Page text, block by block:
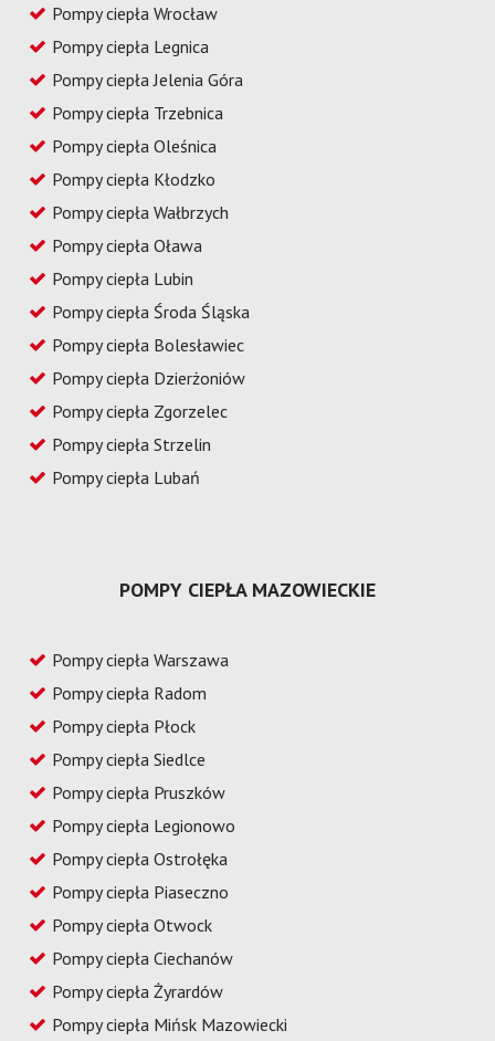
Pompy ciepła Wrocław
Pompy ciepła Legnica
Pompy ciepła Jelenia Góra
Pompy ciepła Trzebnica
Pompy ciepła Oleśnica
Pompy ciepła Kłodzko
Pompy ciepła Wałbrzych
Pompy ciepła Oława
Pompy ciepła Lubin
Pompy ciepła Środa Śląska
Pompy ciepła Bolesławiec
Pompy ciepła Dzierżoniów
Pompy ciepła Zgorzelec
Pompy ciepła Strzelin
Pompy ciepła Lubań
POMPY CIEPŁA MAZOWIECKIE
Pompy ciepła Warszawa
Pompy ciepła Radom
Pompy ciepła Płock
Pompy ciepła Siedlce
Pompy ciepła Pruszków
Pompy ciepła Legionowo
Pompy ciepła Ostrołęka
Pompy ciepła Piaseczno
Pompy ciepła Otwock
Pompy ciepła Ciechanów
Pompy ciepła Żyrardów
Pompy ciepła Mińsk Mazowiecki